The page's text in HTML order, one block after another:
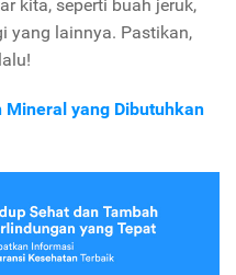
kita, seperti buah jeruk,
yang lainnya. Pastikan,
Mineral yang Dibutuhkan